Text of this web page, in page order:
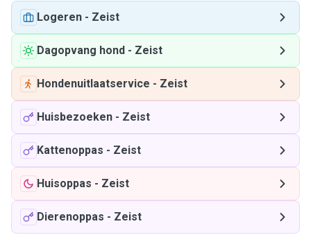
Logeren - Zeist
Dagopvang hond - Zeist
Hondenuitlaatservice - Zeist
Huisbezoeken - Zeist
Kattenoppas - Zeist
Huisoppas - Zeist
Dierenoppas - Zeist